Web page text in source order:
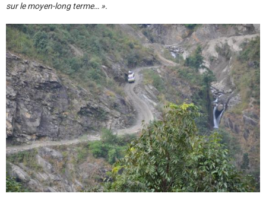
sur le moyen-long terme… ».